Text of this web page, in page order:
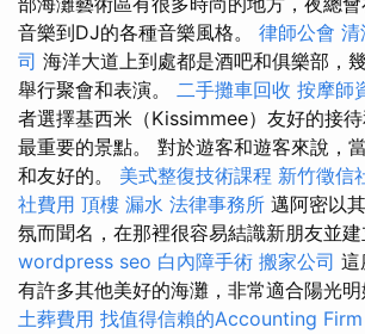
音樂到DJ的各種音樂風格。 律師公會 清
司 海洋大道上到處都是酒吧和俱樂部，
舉行聚會和表演。 二手攤車回收 按摩師
者選擇基西米（Kissimmee）友好的接
最重要的景點。 對於遊客和遊客來說，
和友好的。 美式整復技術課程 新竹徵信
社費用 頂樓 漏水 法律事務所 邁阿密以
氛而聞名，在那裡很容易結識新朋友並建
wordpress seo 白內障手術 搬家公司 這
有許多其他美好的海灘，非常適合陽光明
土葬費用 找值得信賴的Accounting Firm